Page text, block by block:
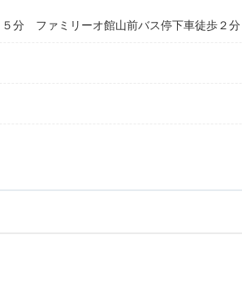
分 ファミリーオ館山前バス停下車徒歩２分